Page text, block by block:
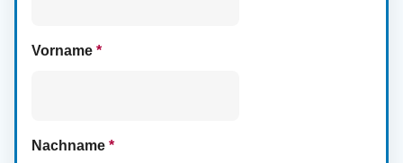
Vorname *
Nachname *